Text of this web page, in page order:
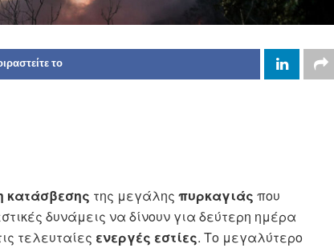
το
κατάσβεσης της μεγάλης πυρκαγιάς που
δυνάμεις να δίνουν για δεύτερη ημέρα
τελευταίες ενεργές εστίες. Το μεγαλύτερο